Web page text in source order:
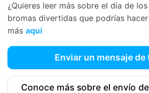
¿Quieres leer más sobre el día de
bromas divertidas que podrías hacer
más aquí
Enviar un mensaje de
Conoce más sobre el envío